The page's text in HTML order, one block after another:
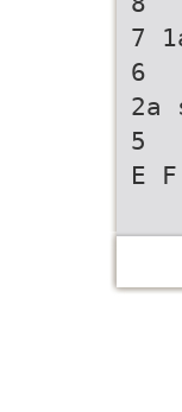
7
6
2a
5
E